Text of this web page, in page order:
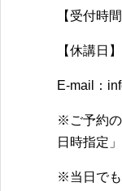
【受付時
【休講日
E-mail：
※ご予約の
日時指定
※当日でも